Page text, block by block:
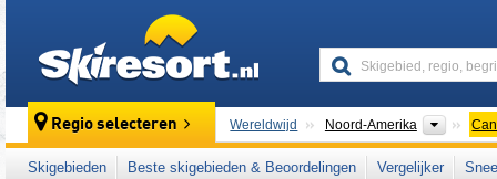
Regio selecteren Wereldwijd Noord-Amerika
Dit skigebied ligt ook in: Atlantic Canada,
Skigebieden Beste skigebieden & Beoordelingen Vergelijker